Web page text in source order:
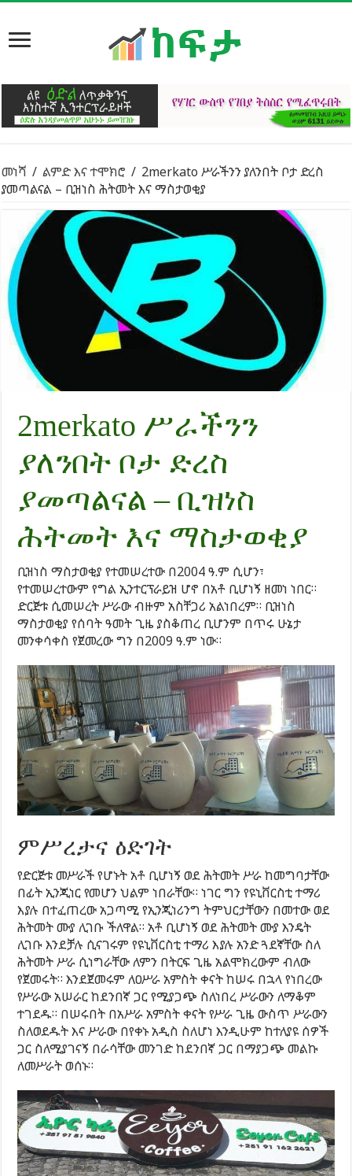
መነሻ / ልምድ እና ተሞክሮ / 2merkato ሥራችንን ያለንበት ቦታ ድረስ
ያመጣልናል – ቢዝነስ ሕትመት እና ማስታወቂያ
2merkato ሥራችንን
ያለንበት ቦታ ድረስ
ያመጣልናል – ቢዝነስ
ሕትመት እና ማስታወቂያ
ቢዝነስ ማስታወቂያ የተመሠረተው በ2004 ዓ.ም ሲሆን፣
የተመሠረተውም የግል ኢንተርፕራይዝ ሆኖ በአቶ ቢሆነኝ ዘመነ ነበር።
ድርጅቱ ሲመሠረት ሥራው ብዙም አስቸጋሪ አልነበረም። ቢዝነስ
ማስታወቂያ የሰባት ዓመት ጊዜ ያስቆጠረ ቢሆንም በጥሩ ሁኔታ
መንቀሳቀስ የጀመረው ግን በ2009 ዓ.ም ነው።
ምሥረታና ዕድገት
የድርጅቱ መሥራች የሆኑት አቶ ቢሆነኝ ወደ ሕትመት ሥራ ከመግባታቸው
በፊት ኢንጂነር የመሆን ህልም ነበራቸው። ነገር ግን የዩኒቨርስቲ ተማሪ
እያሉ በተፈጠረው አጋጣሚ የኢንጂነሪንግ ትምህርታቸውን በመተው ወደ
ሕትመት ሙያ ሊገቡ ችለዋል። አቶ ቢሆነኝ ወደ ሕትመት ሙያ እንዴት
ሊገቡ እንደቻሉ ሲናገሩም የዩኒቨርስቲ ተማሪ እያሉ አንድ ጓደኛቸው ስለ
ሕትመት ሥራ ሲነግራቸው ለምን በትርፍ ጊዜ አልሞክረውም ብለው
የጀመሩት። እንደጀመሩም ለዐሥራ አምስት ቀናት ከሠሩ በኋላ የነበረው
የሥራው አሠራር ከደንበኛ ጋር የሚያጋጭ ስለነበረ ሥራውን ለማቆም
ተገደዱ። በሠሩበት በአሥራ አምስት ቀናት የሥራ ጊዜ ውስጥ ሥራውን
ስለወደዱት እና ሥራው በየቀኑ አዲስ ስለሆነ እንዲሁም ከተለያዩ ሰዎች
ጋር ስለሚያገናኝ በራሳቸው መንገድ ከደንበኛ ጋር በማያጋጭ መልኩ
ለመሥራት ወሰኑ።